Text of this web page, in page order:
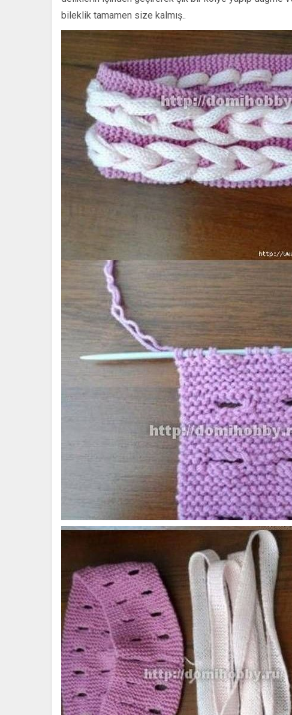
bileklik tamamen size kalmış..